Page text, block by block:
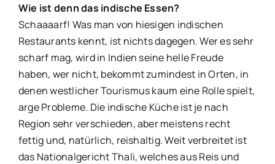
Wie ist denn das indische Essen?
Schaaaarf! Was man von hiesigen indischen
Restaurants kennt, ist nichts dagegen. Wer es sehr
scharf mag, wird in Indien seine helle Freude
haben, wer nicht, bekommt zumindest in Orten, in
denen westlicher Tourismus kaum eine Rolle spielt,
arge Probleme. Die indische Küche ist je nach
Region sehr verschieden, aber meistens recht
fettig und, natürlich, reishaltig. Weit verbreitet ist
das Nationalgericht Thali, welches aus Reis und